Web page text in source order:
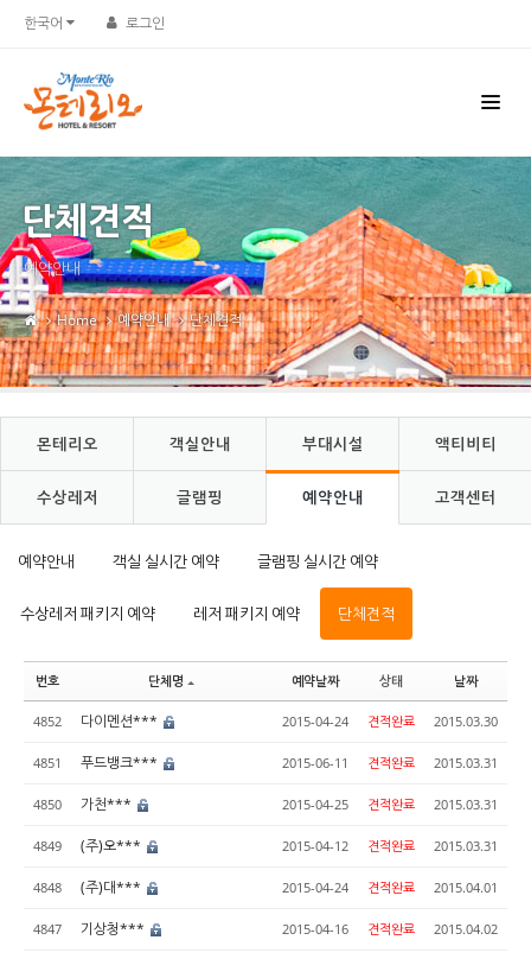
한국어 로그인
단체견적
예약안내
Home 예약안내 단체견적
몬테리오 객실안내 부대시설 액티비티
수상레저 글램핑 예약안내 고객센터
예약안내 객실 실시간 예약 글램핑 실시간 예약
수상레저 패키지 예약 레저 패키지 예약 단체견적
번호 단체명 예약날짜 상태 날짜
4852 다이멘션*** 2015-04-24 견적완료 2015.03.30
4851 푸드뱅크*** 2015-06-11 견적완료 2015.03.31
4850 가천*** 2015-04-25 견적완료 2015.03.31
4849 (주)오*** 2015-04-12 견적완료 2015.03.31
4848 (주)대*** 2015-04-24 견적완료 2015.04.01
4847 기상청*** 2015-04-16 견적완료 2015.04.02
Sketchbook5, 스케치북5